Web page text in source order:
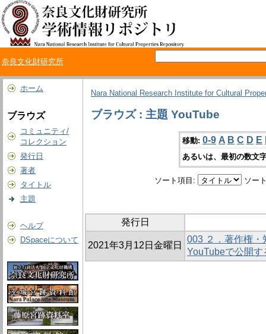
奈良文化財研究所
ホーム
ブラウズ
コミュニティ/
コレクション
発行日
著者
タイトル
主題
ヘルプ
DSpaceについて
Nara National Research Institute for Cultural
ブラウズ : 主題 YouTube
移動: 0-9 A B C D E
あるいは、最初の数文
ソート項目: ソー
発行日
2021年3月12日金曜日
003 ２．著作権・
YouTubeで公開